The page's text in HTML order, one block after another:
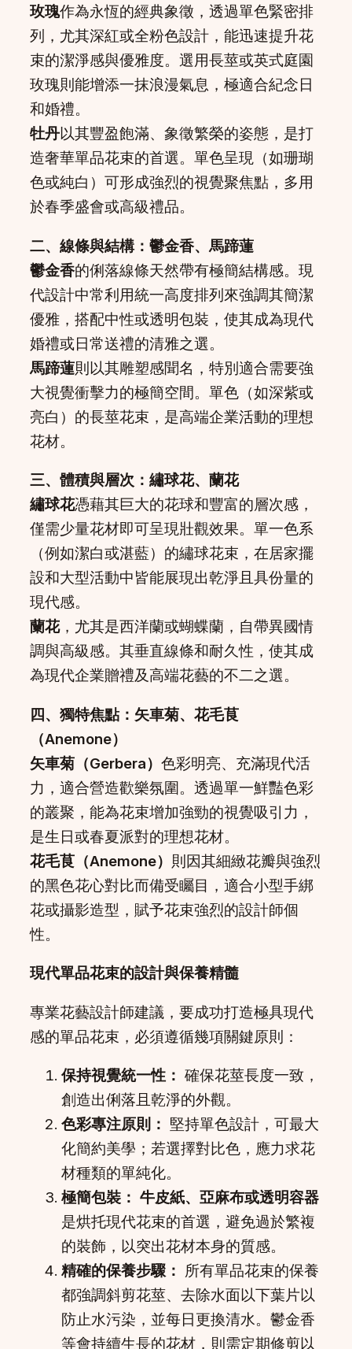
玫瑰作為永恆的經典象徵，透過單色緊密排
列，尤其深紅或全粉色設計，能迅速提升花
束的潔淨感與優雅度。選用長莖或英式庭園
玫瑰則能增添一抹浪漫氣息，極適合紀念日
和婚禮。
牡丹以其豐盈飽滿、象徵繁榮的姿態，是打
造奢華單品花束的首選。單色呈現（如珊瑚
色或純白）可形成強烈的視覺聚焦點，多用
於春季盛會或高級禮品。
二、線條與結構：鬱金香、馬蹄蓮
鬱金香的俐落線條天然帶有極簡結構感。現
代設計中常利用統一高度排列來強調其簡潔
優雅，搭配中性或透明包裝，使其成為現代
婚禮或日常送禮的清雅之選。
馬蹄蓮則以其雕塑感聞名，特別適合需要強
大視覺衝擊力的極簡空間。單色（如深紫或
亮白）的長莖花束，是高端企業活動的理想
花材。
三、體積與層次：繡球花、蘭花
繡球花憑藉其巨大的花球和豐富的層次感，
僅需少量花材即可呈現壯觀效果。單一色系
（例如潔白或湛藍）的繡球花束，在居家擺
設和大型活動中皆能展現出乾淨且具份量的
現代感。
蘭花，尤其是西洋蘭或蝴蝶蘭，自帶異國情
調與高級感。其垂直線條和耐久性，使其成
為現代企業贈禮及高端花藝的不二之選。
四、獨特焦點：矢車菊、花毛茛
（Anemone）
矢車菊（Gerbera） 色彩明亮、充滿現代活
力，適合營造歡樂氛圍。透過單一鮮豔色彩
的叢聚，能為花束增加強勁的視覺吸引力，
是生日或春夏派對的理想花材。
花毛茛（Anemone） 則因其細緻花瓣與強烈
的黑色花心對比而備受矚目，適合小型手綁
花或攝影造型，賦予花束強烈的設計師個
性。
現代單品花束的設計與保養精髓
專業花藝設計師建議，要成功打造極具現代
感的單品花束，必須遵循幾項關鍵原則：
保持視覺統一性： 確保花莖長度一致，
創造出俐落且乾淨的外觀。
色彩專注原則： 堅持單色設計，可最大
化簡約美學；若選擇對比色，應力求花
材種類的單純化。
極簡包裝： 牛皮紙、亞麻布或透明容器
是烘托現代花束的首選，避免過於繁複
的裝飾，以突出花材本身的質感。
精確的保養步驟：
所有單品花束的保養
都強調斜剪花莖、去除水面以下葉片以
防止水污染，並每日更換清水。鬱金香
等會持續生長的花材，則需定期修剪以